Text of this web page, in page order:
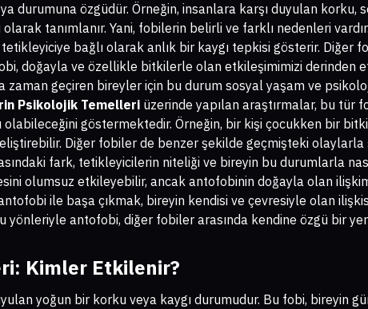
durumuna özgüdür. Örneğin, insanlara karşı duyulan
tanımlanır. Yani, fobilerin belirli ve farklı nedenleri
bağlı olarak anlık bir kaygı tepkisi gösterir. Diğer
doğayla ve özellikle bitkilerle olan etkileşimimizi derinden
geçiren bireyler için bu durum sosyal yaşam ve
Psikolojik Temelleri üzerinde yapılan araştırmalar, bu tür
göstermektedir. Örneğin, bir kişi çocukken bir
Diğer fobiler de benzer şekilde geçmişteki olaylarla
fark, tetikleyicilerin niteliği ve bireyin bu durumlarla
olumsuz etkileyebilir, ancak antofobinin doğayla olan
ile başa çıkmak, bireyin kendisi ve çevresiyle olan
yönleriyle antofobi, diğer fobiler arasında kendine özgü bir
Kimler Etkilenir?
yoğun bir korku veya kaygı durumudur. Bu fobi, bireyin